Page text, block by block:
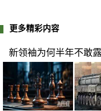
更多精彩内容
新领袖为何半年不敢